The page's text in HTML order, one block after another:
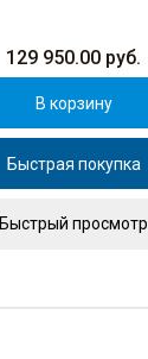
129 950.00 руб.
В корзину
Быстрая покупка
Быстрый просмотр